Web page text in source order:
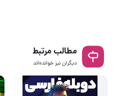
مطالب مرتبط
دیگران نیز خوانده‌اند